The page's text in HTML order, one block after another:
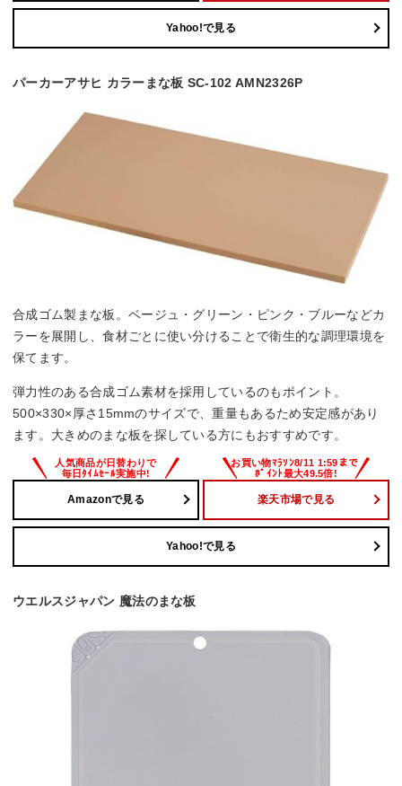
Yahoo!で見る
パーカーアサヒ カラーまな板 SC-102 AMN2326P
合成ゴム製まな板。ベージュ・グリーン・ピンク・ブルーなどカ
ラーを展開し、食材ごとに使い分けることで衛生的な調理環境を
保てます。
弾力性のある合成ゴム素材を採用しているのもポイント。
500×330×厚さ15mmのサイズで、重量もあるため安定感があり
ます。大きめのまな板を探している方にもおすすめです。
Amazonで見る 楽天市場で見る
Yahoo!で見る
ウエルスジャパン 魔法のまな板